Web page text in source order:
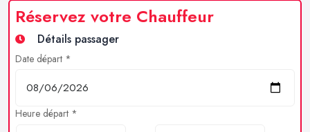
Réservez votre Chauffeur
Détails passager
Date départ *
Heure départ *